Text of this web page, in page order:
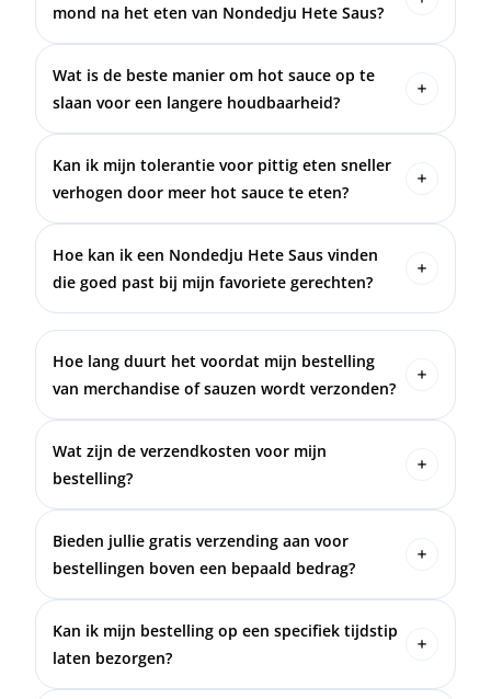
beetje met barbecuesaus voor een extra kick, of
mond na het eten van Nondedju Hete Saus?
Dat komt door de capsaïcine in de pepers, die je
zenuwen activeert en het branderige gevoel
veroorzaakt. Je smaakpapillen blijven echter
onaangetast, het is puur een sensatie.
Wat is de beste manier om hot sauce op te
slaan voor een langere houdbaarheid?
Bewaar je hot sauce op een koele, donkere plek.
Als de fles het aanbeveelt, kun je het ook in de
koelkast bewaren om de versheid te behouden.
Kan ik mijn tolerantie voor pittig eten sneller
verhogen door meer hot sauce te eten?
Ja, door regelmatig pittig te eten, past je lichaam
zich aan en wordt je tolerantie hoger. Begin met
mildere sauzen en werk je langzaam omhoog naar
pittigere varianten voor een betere ervaring.
Hoe kan ik een Nondedju Hete Saus vinden
die goed past bij mijn favoriete gerechten?
Probeer verschillende sauzen uit binnen de mild
tot medium hete categorie en kijk welke het beste
past bij je gerechten. Bijvoorbeeld, een fruitige
saus voor kip of een rokerige saus voor BBQ-
gerechten!
Hoe lang duurt het voordat mijn bestelling
van merchandise of sauzen wordt verzonden?
We verzenden alle bestellingen binnen 1-3
werkdagen na ontvangst van je betaling. Je
ontvangt een trackingnummer zodra je bestelling
is verzonden.
Wat zijn de verzendkosten voor mijn
bestelling?
De verzendkosten worden berekend tijdens het
afrekenproces en zijn afhankelijk van het gewicht
en de bestemming van je bestelling.
Bieden jullie gratis verzending aan voor
bestellingen boven een bepaald bedrag?
Ja, voor bestellingen boven €45,- bieden we gratis
verzending binnen Nederland aan.
Kan ik mijn bestelling op een specifiek tijdstip
laten bezorgen?
Dit hangt af van de bezorgservice die we